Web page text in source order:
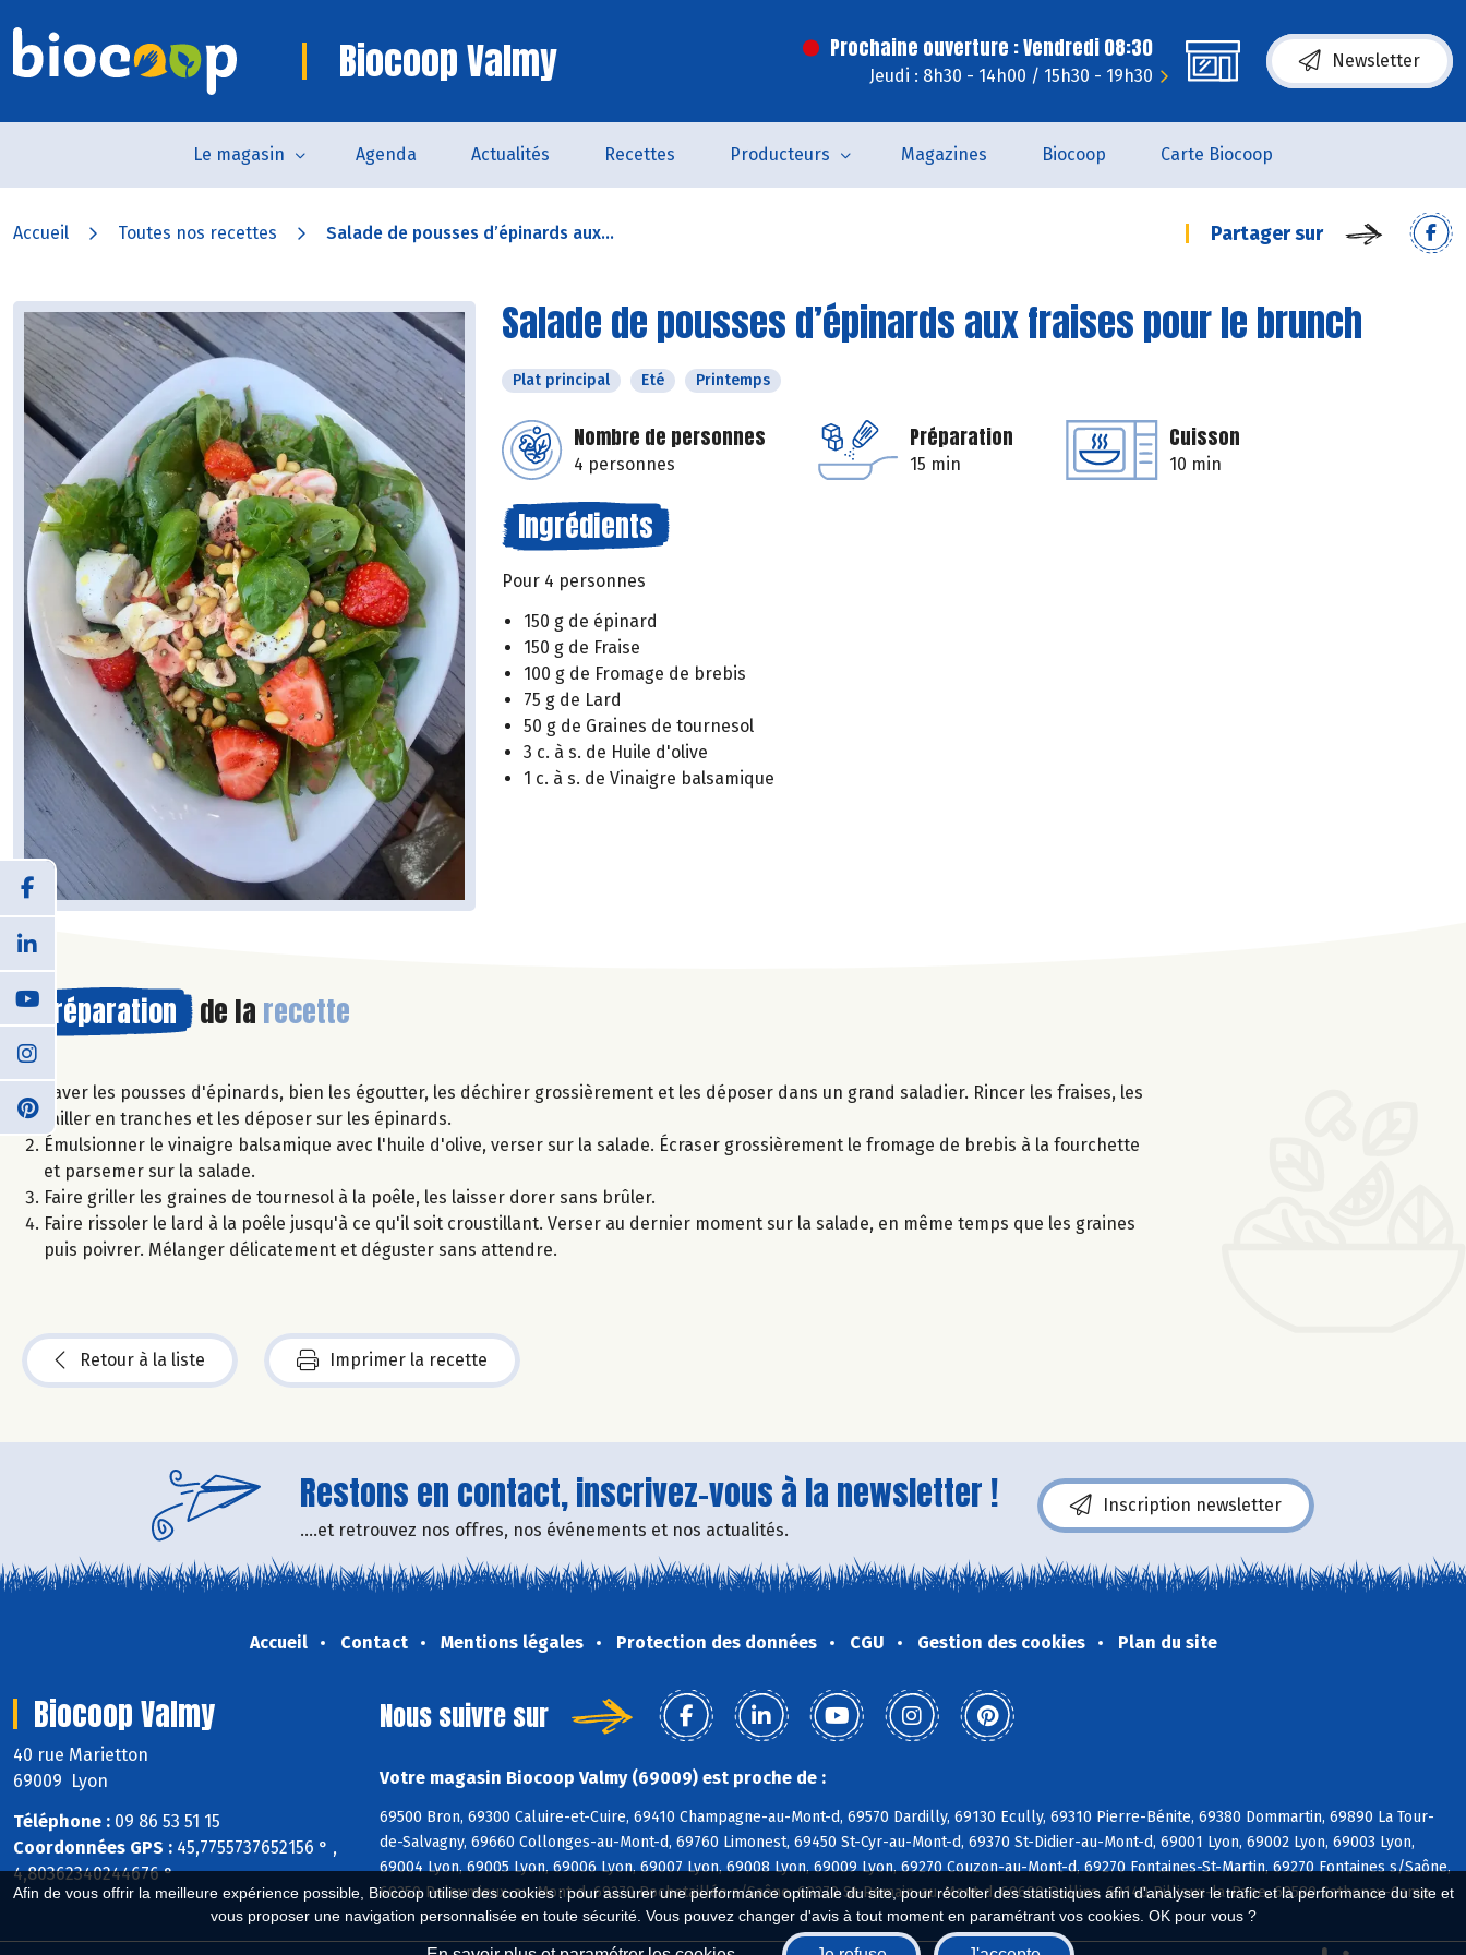
Afin de vous offrir la meilleure expérience possible, Biocoop utilise des cookies : pour assurer une performance optimale du site, pour récolter des statistiques afin d'analyser le trafic et la performance du site et
vous proposer une navigation personnalisée en toute sécurité. Vous pouvez changer d'avis à tout moment en paramétrant vos cookies. OK pour vous ?
Biocoop Valmy Prochaine ouverture : Vendredi 08:30
Jeudi : 8h30 - 14h00 / 15h30 - 19h30
Newsletter
Le magasin Agenda Actualités Recettes Producteurs Magazines Biocoop Carte Biocoop
Accueil Toutes nos recettes Salade de pousses d’épinards aux... Partager sur
Salade de pousses d’épinards aux fraises pour le brunch
Plat principal Eté Printemps
Nombre de personnes
4 personnes
Préparation
15 min
Cuisson
10 min
Ingrédients
Pour 4 personnes
150 g de épinard
150 g de Fraise
100 g de Fromage de brebis
75 g de Lard
50 g de Graines de tournesol
3 c. à s. de Huile d'olive
1 c. à s. de Vinaigre balsamique
Préparation de la recette
Laver les pousses d'épinards, bien les égoutter, les déchirer grossièrement et les déposer dans un grand saladier. Rincer les fraises, les
tailler en tranches et les déposer sur les épinards.
Émulsionner le vinaigre balsamique avec l'huile d'olive, verser sur la salade. Écraser grossièrement le fromage de brebis à la fourchette
et parsemer sur la salade.
Faire griller les graines de tournesol à la poêle, les laisser dorer sans brûler.
Faire rissoler le lard à la poêle jusqu'à ce qu'il soit croustillant. Verser au dernier moment sur la salade, en même temps que les graines
puis poivrer. Mélanger délicatement et déguster sans attendre.
Retour à la liste Imprimer la recette
Restons en contact, inscrivez-vous à la newsletter !
....et retrouvez nos offres, nos événements et nos actualités.
Inscription newsletter
Accueil Contact Mentions légales Protection des données CGU Gestion des cookies Plan du site
Biocoop Valmy
40 rue Marietton
69009 Lyon
Téléphone : 09 86 53 51 15
Coordonnées GPS : 45,7755737652156 ° ,
4,80362340244676 °
Nous suivre sur
Votre magasin Biocoop Valmy (69009) est proche de :
69500 Bron, 69300 Caluire-et-Cuire, 69410 Champagne-au-Mont-d, 69570 Dardilly, 69130 Ecully, 69310 Pierre-Bénite, 69380 Dommartin, 69890 La Tour-
de-Salvagny, 69660 Collonges-au-Mont-d, 69760 Limonest, 69450 St-Cyr-au-Mont-d, 69370 St-Didier-au-Mont-d, 69001 Lyon, 69002 Lyon, 69003 Lyon,
69004 Lyon, 69005 Lyon, 69006 Lyon, 69007 Lyon, 69008 Lyon, 69009 Lyon, 69270 Couzon-au-Mont-d, 69270 Fontaines-St-Martin, 69270 Fontaines s/Saône,
69250 Poleymieux-au-Mont-d, 69270 Rochetaillée s/Saône, 69270 St-Romain-au-Mont-d, 69600 Oullins, 69140 Rillieux-la-Pape, 69580 Sathonay-Camp